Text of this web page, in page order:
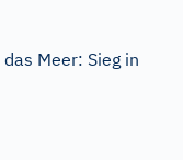
Meer: Sieg in